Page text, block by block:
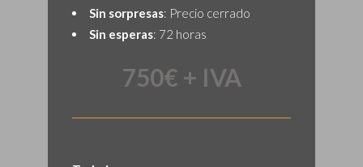
Sin sorpresas: Precio cerrado
Sin esperas: 72 horas
750€ + IVA